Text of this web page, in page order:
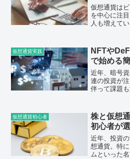
仮想通貨は
を中心に注
人も増えて
金がかかる
か」など、
仮想通貨実践
NFTや
で始める
近年、暗号
連の投資が
伴って課題
有している
ことがあり
仮想通貨初心者
株と仮想
初心者が
近年、投資
想通貨。特
ムといった